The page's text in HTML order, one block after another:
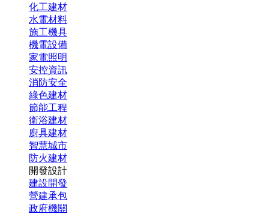
化工建材
水電材料
施工機具
機電設備
家電照明
安控資訊
消防安全
綠色建材
節能工程
衛浴建材
廚具建材
智慧城市
防火建材
開發設計
建設開發
營建承包
政府機關